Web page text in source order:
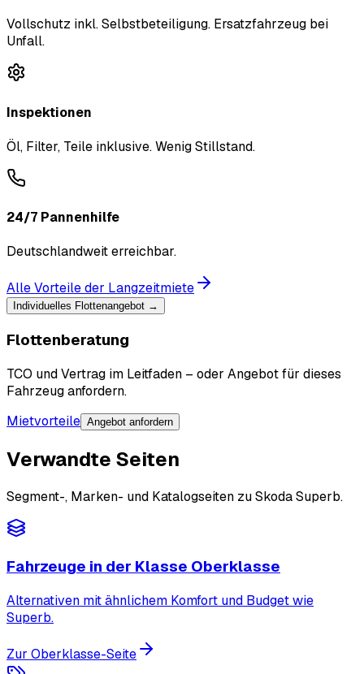
Vollschutz inkl. Selbstbeteiligung. Ersatzfahrzeug bei
Unfall.
Inspektionen
Öl, Filter, Teile inklusive. Wenig Stillstand.
24/7 Pannenhilfe
Deutschlandweit erreichbar.
Alle Vorteile der Langzeitmiete
Individuelles Flottenangebot →
Flottenberatung
TCO und Vertrag im Leitfaden – oder Angebot für dieses
Fahrzeug anfordern.
Mietvorteile Angebot anfordern
Verwandte Seiten
Segment-, Marken- und Katalogseiten zu Skoda Superb.
Fahrzeuge in der Klasse Oberklasse
Alternativen mit ähnlichem Komfort und Budget wie
Superb.
Zur Oberklasse-Seite